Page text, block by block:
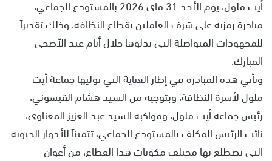
ت
ر
و
ن
ا
أيت ملول، يوم الأحد 31 ماي 2026 بالمستودع الجماعي،
مبادرة رمزية على شرف العاملين بقطاع النظافة، وذلك تقديراً
للمجهودات المتواصلة التي بذلوها خلال أيام عيد الأضحى
المبارك.
وتأتي هذه المبادرة في إطار العناية التي توليها جماعة أيت
ملول لأسرة النظافة، وبتوجيه من السيد هشام القيسوني،
رئيس جماعة أيت ملول، ومواكبة السيد عبد العزيز المعناوي،
نائب الرئيس المكلف بالمستودع الجماعي، تثميناً للأدوار الحيوية
التي تضطلع بها مختلف مكونات هذا القطاع، من أعوان